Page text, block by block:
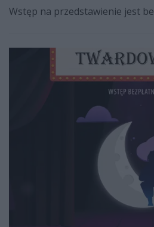
Wstęp na przedstawienie jest